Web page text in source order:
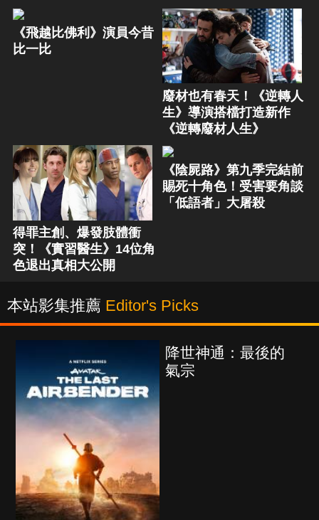
《飛越比佛利》演員今昔
比一比
廢材也有春天！《逆轉人
生》導演搭檔打造新作
《逆轉廢材人生》
得罪主創、爆發肢體衝
突！《實習醫生》14位角
色退出真相大公開
《陰屍路》第九季完結前
賜死十角色！受害要角談
「低語者」大屠殺
本站影集推薦 Editor's Picks
海上密